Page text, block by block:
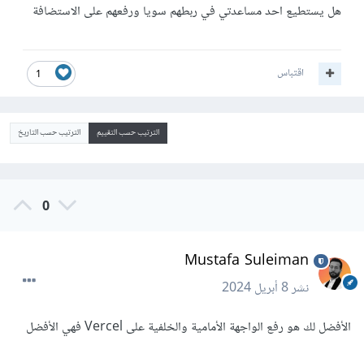
هل يستطيع احد مساعدتي في ربطهم سويا ورفعهم على الاستضافة
1 اقتباس
الترتيب حسب التقييم الترتيب حسب التاريخ
0
Mustafa Suleiman
نشر8 أبريل 2024
الأفضل لك هو رفع الواجهة الأمامية والخلفية على Vercel فهي الأفضل